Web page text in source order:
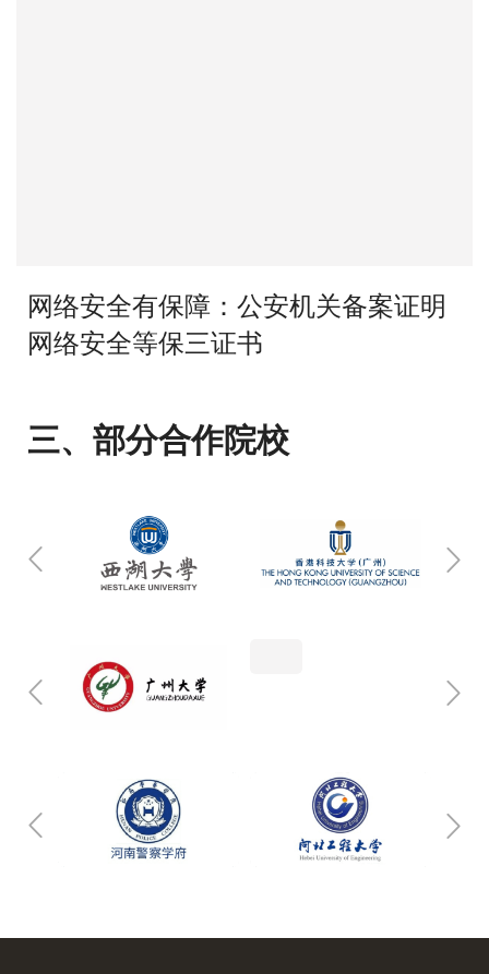
网络安全有保障：公安机关备案证明
网络安全等保三证书
三、部分合作院校